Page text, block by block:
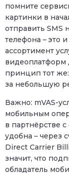
помните
картинки в
отправить SMS
телефона – это
ассортимент
видеоплатформ
принцип тот
за небольшую
Важно: mVAS-
мобильным
в партнёрстве
удобна – через
Direct Carrier
значит, что
обладатель